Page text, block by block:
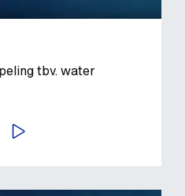
tbv. water
BEKIJK VIDEO